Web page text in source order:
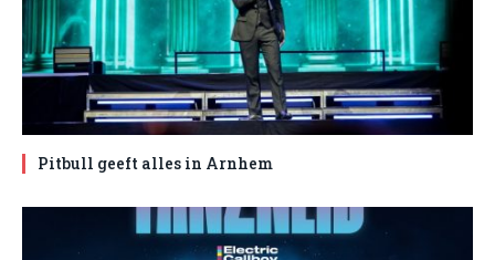
Pitbull geeft alles in Arnhem